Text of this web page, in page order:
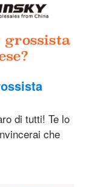
di tutti! Te lo
che